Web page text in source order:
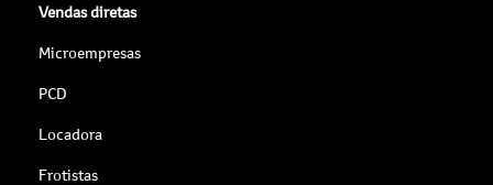
Vendas diretas
Microempresas
PCD
Locadora
Frotistas